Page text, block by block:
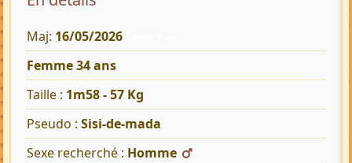
Maj: 16/05/2026
Femme 34 ans
Taille : 1m58 - 57 Kg
Pseudo : Sisi-de-mada
Sexe recherché : Homme